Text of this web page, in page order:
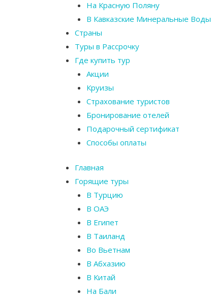
На Красную Поляну
В Кавказские Минеральные Воды
Страны
Туры в Рассрочку
Где купить тур
Акции
Круизы
Страхование туристов
Бронирование отелей
Подарочный сертификат
Способы оплаты
Главная
Горящие туры
В Турцию
В ОАЭ
В Египет
В Таиланд
Во Вьетнам
В Абхазию
В Китай
На Бали